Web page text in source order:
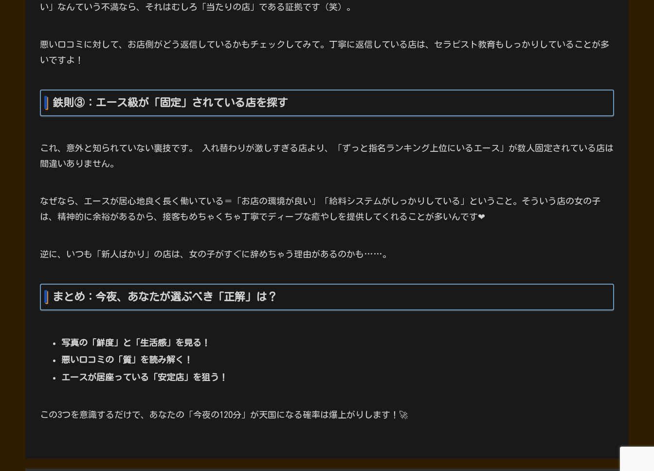
い」なんていう不満なら、それはむしろ「当たりの店」である証拠です（笑）。
悪い口コミに対して、お店側がどう返信しているかもチェックしてみて。丁寧に返信している店は、セラピスト教育もしっかりしていることが多
いですよ！
鉄則③：エース級が「固定」されている店を探す
これ、意外と知られていない裏技です。 入れ替わりが激しすぎる店より、「ずっと指名ランキング上位にいるエース」が数人固定されている店は
間違いありません。
なぜなら、エースが居心地良く長く働いている＝「お店の環境が良い」「給料システムがしっかりしている」ということ。そういう店の女の子
は、精神的に余裕があるから、接客もめちゃくちゃ丁寧でディープな癒やしを提供してくれることが多いんです❤
逆に、いつも「新人ばかり」の店は、女の子がすぐに辞めちゃう理由があるのかも……。
まとめ：今夜、あなたが選ぶべき「正解」は？
写真の「鮮度」と「生活感」を見る！
悪い口コミの「質」を読み解く！
エースが居座っている「安定店」を狙う！
この3つを意識するだけで、あなたの「今夜の120分」が天国になる確率は爆上がりします！🚀